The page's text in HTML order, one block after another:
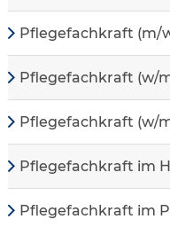
Pflegefachkraft (m/
Pflegefachkraft (w/
Pflegefachkraft (w/
Pflegefachkraft im
Pflegefachkraft im